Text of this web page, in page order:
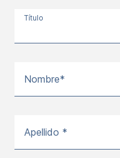
Título
Nombre*
Apellido *